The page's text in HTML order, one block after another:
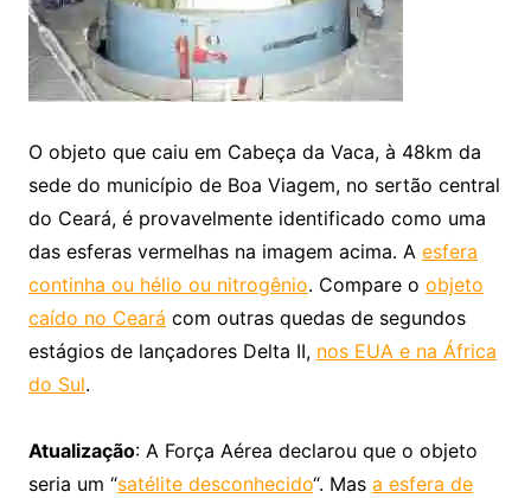
O objeto que caiu em Cabeça da Vaca, à 48km da
sede do município de Boa Viagem, no sertão central
do Ceará, é provavelmente identificado como uma
das esferas vermelhas na imagem acima. A esfera
continha ou hélio ou nitrogênio. Compare o objeto
caído no Ceará com outras quedas de segundos
estágios de lançadores Delta II, nos EUA e na África
do Sul.
Atualização: A Força Aérea declarou que o objeto
seria um “satélite desconhecido“. Mas a esfera de